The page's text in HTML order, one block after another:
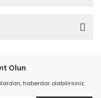
Olun
haberdar olabilirsiniz.